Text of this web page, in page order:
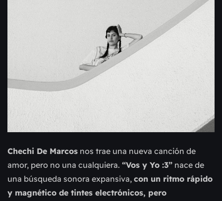
Chechi De Marcos nos trae una nueva canción de
amor, pero no una cualquiera. “Vos y Yo :3” nace de
una búsqueda sonora expansiva, con un ritmo rápido
y magnético de tintes electrónicos, pero